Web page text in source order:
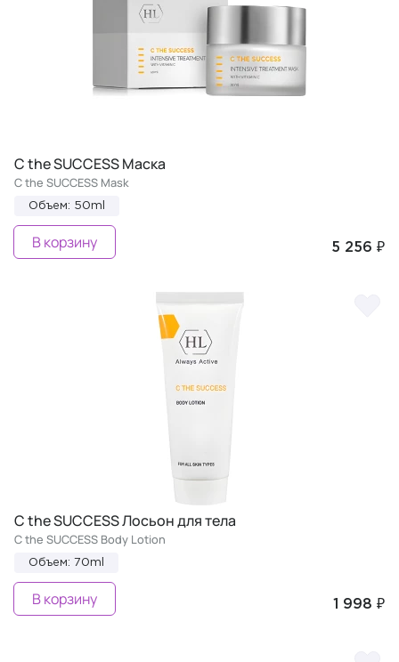
C the SUCCESS Маска
C the SUCCESS Mask
Объем: 50ml
5 256 ₽
В корзину
C the SUCCESS Лосьон для тела
C the SUCCESS Body Lotion
Объем: 70ml
1 998 ₽
В корзину